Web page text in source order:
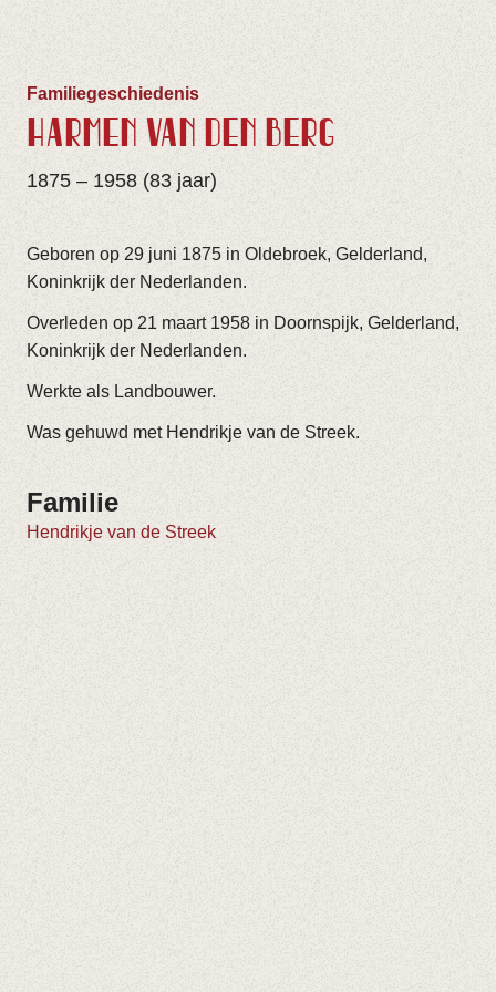
Familiegeschiedenis
HARMEN VAN DEN BERG
1875 – 1958 (83 jaar)
Geboren op 29 juni 1875 in Oldebroek, Gelderland,
Koninkrijk der Nederlanden.
Overleden op 21 maart 1958 in Doornspijk, Gelderland,
Koninkrijk der Nederlanden.
Werkte als Landbouwer.
Was gehuwd met Hendrikje van de Streek.
Familie
Hendrikje van de Streek